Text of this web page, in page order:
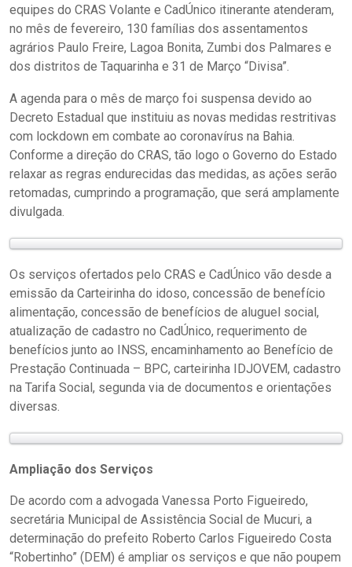
equipes do CRAS Volante e CadÚnico itinerante atenderam,
no mês de fevereiro, 130 famílias dos assentamentos
agrários Paulo Freire, Lagoa Bonita, Zumbi dos Palmares e
dos distritos de Taquarinha e 31 de Março “Divisa”.
A agenda para o mês de março foi suspensa devido ao
Decreto Estadual que instituiu as novas medidas restritivas
com lockdown em combate ao coronavírus na Bahia.
Conforme a direção do CRAS, tão logo o Governo do Estado
relaxar as regras endurecidas das medidas, as ações serão
retomadas, cumprindo a programação, que será amplamente
divulgada.
Os serviços ofertados pelo CRAS e CadÚnico vão desde a
emissão da Carteirinha do idoso, concessão de benefício
alimentação, concessão de benefícios de aluguel social,
atualização de cadastro no CadÚnico, requerimento de
benefícios junto ao INSS, encaminhamento ao Benefício de
Prestação Continuada – BPC, carteirinha IDJOVEM, cadastro
na Tarifa Social, segunda via de documentos e orientações
diversas.
Ampliação dos Serviços
De acordo com a advogada Vanessa Porto Figueiredo,
secretária Municipal de Assistência Social de Mucuri, a
determinação do prefeito Roberto Carlos Figueiredo Costa
“Robertinho” (DEM) é ampliar os serviços e que não poupem